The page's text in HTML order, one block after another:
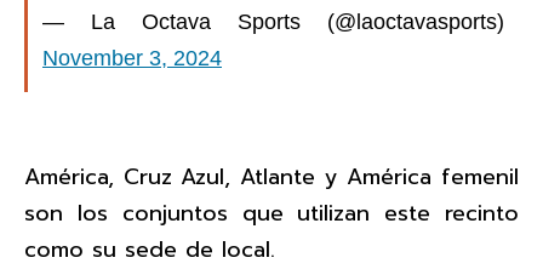
— La Octava Sports (@laoctavasports)
November 3, 2024
América, Cruz Azul, Atlante y América femenil
son los conjuntos que utilizan este recinto
como su sede de local.